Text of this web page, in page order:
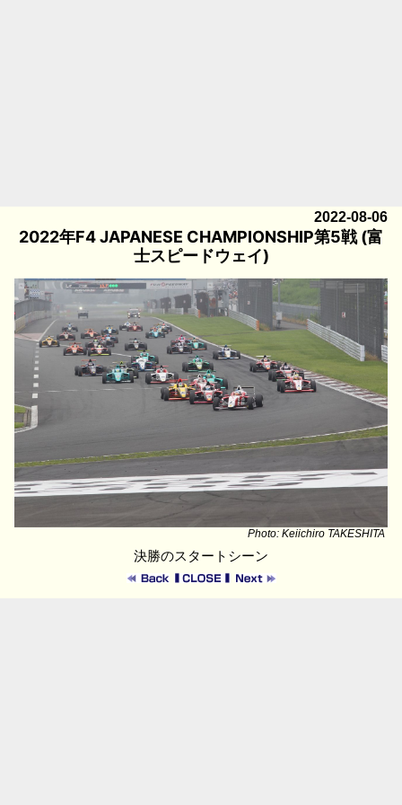
2022-08-06
2022年F4 JAPANESE CHAMPIONSHIP第5戦 (富
士スピードウェイ)
Photo: Keiichiro TAKESHITA
決勝のスタートシーン